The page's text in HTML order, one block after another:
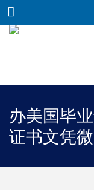
Menu
办美国毕
证书文凭